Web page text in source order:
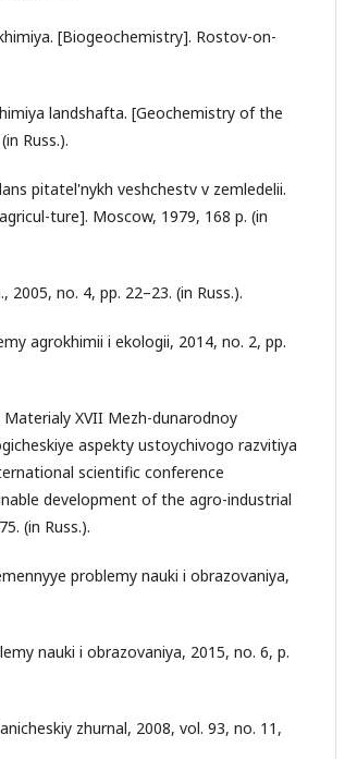
[Biogeochemistry]. Rostov-on-
landshafta. [Geochemistry of the
Russ.).
pitatel'nykh veshchestv v zemledelii.
ture]. Moscow, 1979, 168 p. (in
2005, no. 4, pp. 22–23. (in Russ.).
agrokhimii i ekologii, 2014, no. 2, pp.
Materialy XVII Mezh-dunarodnoy
aspekty ustoychivogo razvitiya
scientific conference
development of the agro-industrial
(in Russ.).
problemy nauki i obrazovaniya,
nauki i obrazovaniya, 2015, no. 6, p.
zhurnal, 2008, vol. 93, no. 11,